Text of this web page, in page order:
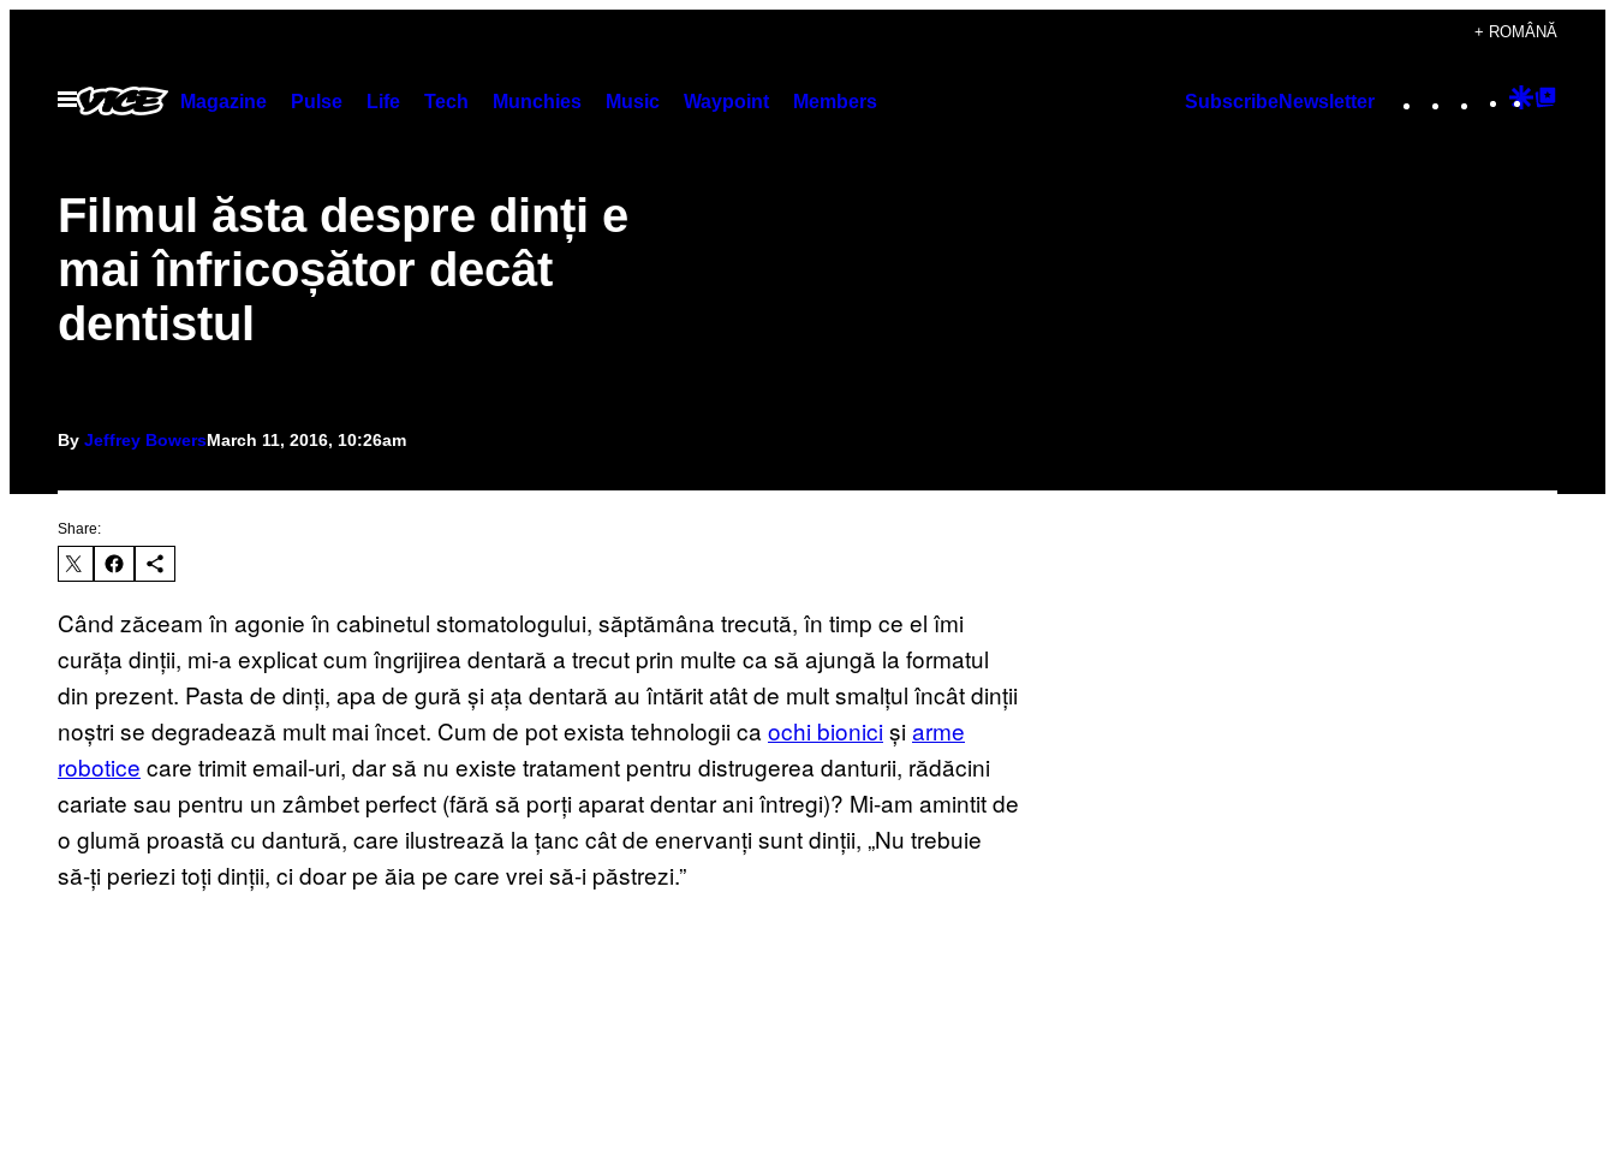
content
+ ROMÂNĂ
Open
Menu
Magazine Pulse Life Tech Munchies Music Waypoint Members SubscribeNewsletter Instagram
TikTok
YouTube
Google
Filmul ăsta despre dinți e
mai înfricoșător decât
dentistul
By Jeffrey BowersMarch 11, 2016, 10:26am
Share:
Când zăceam în agonie în cabinetul stomatologului, săptămâna trecută, în timp ce el îmi
curăța dinții, mi-a explicat cum îngrijirea dentară a trecut prin multe ca să ajungă la formatul
din prezent. Pasta de dinți, apa de gură și ața dentară au întărit atât de mult smalțul încât dinții
noștri se degradează mult mai încet. Cum de pot exista tehnologii ca ochi bionicișiarme
robotice care trimit email-uri, dar să nu existe tratament pentru distrugerea danturii, rădăcini
cariate sau pentru un zâmbet perfect (fără să porți aparat dentar ani întregi)? Mi-am amintit de
o glumă proastă cu dantură, care ilustrează la țanc cât de enervanți sunt dinții, „Nu trebuie
să-ți periezi toți dinții, ci doar pe ăia pe care vrei să-i păstrezi.”